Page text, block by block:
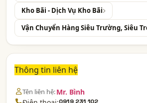
Kho Bãi - Dịch Vụ Kho Bãi
Vận Chuyển Hàng Siêu Trường, Siêu
Thông tin liên hệ
Tên liên hệ:Mr. Bình